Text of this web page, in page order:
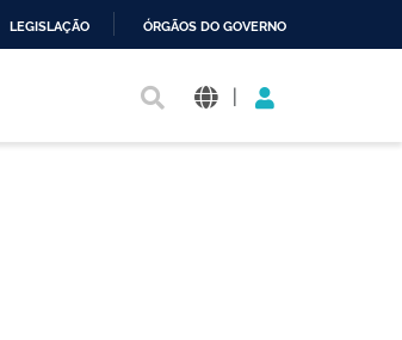
LEGISLAÇÃO ÓRGÃOS DO GOVERNO
|